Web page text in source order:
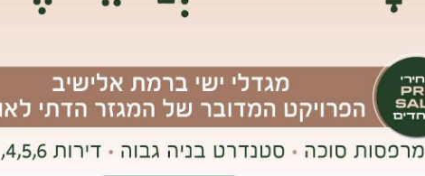
שלכם כדאי מאד לקיים בצפון הארץ. הנופים המרהיבים, התצפיות
הנעימה – כולם יאפשרו לכם חופשה כיפית ומרגיעה!
אימייל